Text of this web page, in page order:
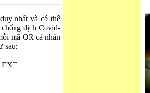
nhất và có thể
dịch Covid-
mã QR cá nhân
sau: